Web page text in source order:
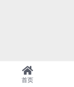
首页